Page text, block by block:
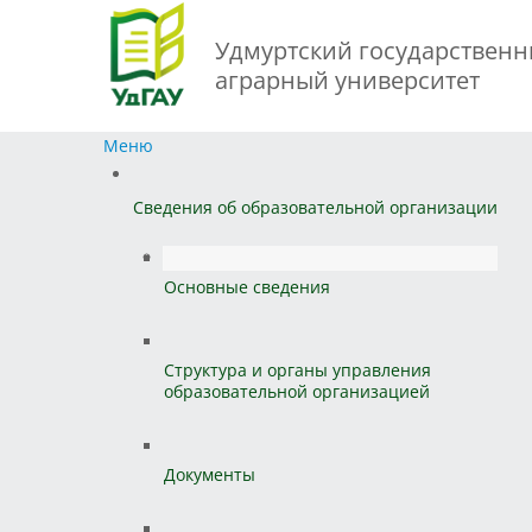
Удмуртский
аграрный университет
Меню
Сведения об образовательной организации
Основные сведения
Структура и органы управления
образовательной организацией
Документы